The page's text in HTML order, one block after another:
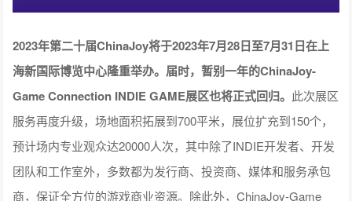
2023年第二十届ChinaJoy将于2023年7月28日至7月31日在上
海新国际博览中心隆重举办。 届时，暂别一年的ChinaJoy-
Game Connection INDIE GAME展区也将正式回归。 此次展区
服务再度升级，场地面积拓展到700平米，展位扩充到150个，
预计场内专业观众达20000人次，其中除了INDIE开发者、开发
团队和工作室外，多数都为发行商、投资商、媒体和服务承包
商，保证全方位的游戏商业资源。除此外，ChinaJoy-Game